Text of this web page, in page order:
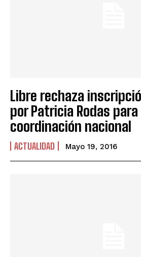
Libre rechaza
por Patricia Rodas
coordinación nacional
ACTUALIDAD Mayo 19, 2016